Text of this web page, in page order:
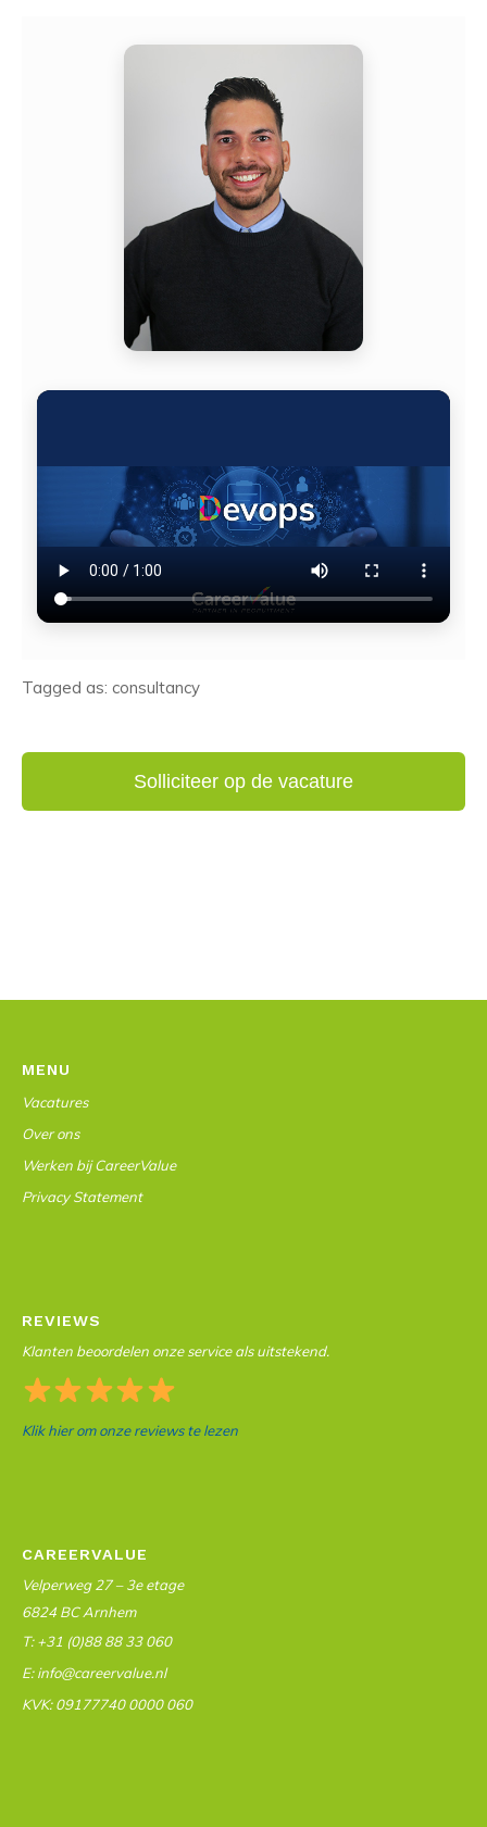
Tagged as: consultancy
MENU
Vacatures
Over ons
Werken bij CareerValue
Privacy Statement
REVIEWS
Klanten beoordelen onze service als uitstekend.
Klik hier om onze reviews te lezen
CAREERVALUE
Velperweg 27 – 3e etage
6824 BC Arnhem
T: +31 (0)88 88 33 060
E: info@careervalue.nl
KVK: 09177740 0000 060